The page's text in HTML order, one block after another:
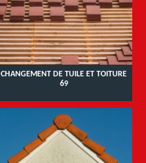
CHANGEMENT DE TUILE ET TOITURE
69